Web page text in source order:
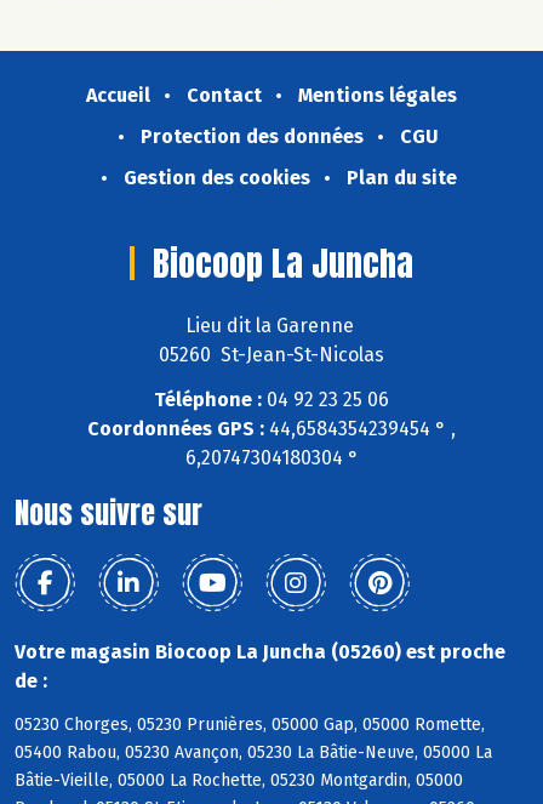
Accueil Contact
Mentions légales
Protection des données
CGU
Gestion des cookies
Plan du site
Biocoop La Juncha
Lieu dit la Garenne
05260 St-Jean-St-Nicolas
Téléphone : 04 92 23 25 06
Coordonnées GPS : 44,6584354239454 ° ,
6,20747304180304 °
Nous suivre sur
Votre magasin Biocoop La Juncha (05260) est proche
de :
05230 Chorges, 05230 Prunières, 05000 Gap, 05000 Romette,
05400 Rabou, 05230 Avançon, 05230 La Bâtie-Neuve, 05000 La
Bâtie-Vieille, 05000 La Rochette, 05230 Montgardin, 05000